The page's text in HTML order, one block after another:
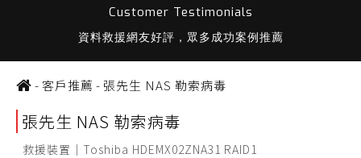
Customer Testimonials
資料救援網友好評，眾多成功案例推薦
-客戶推薦 - 張先生 NAS 勒索病毒
張先生 NAS 勒索病毒
救援裝置｜Toshiba HDEMX02ZNA31 RAID1